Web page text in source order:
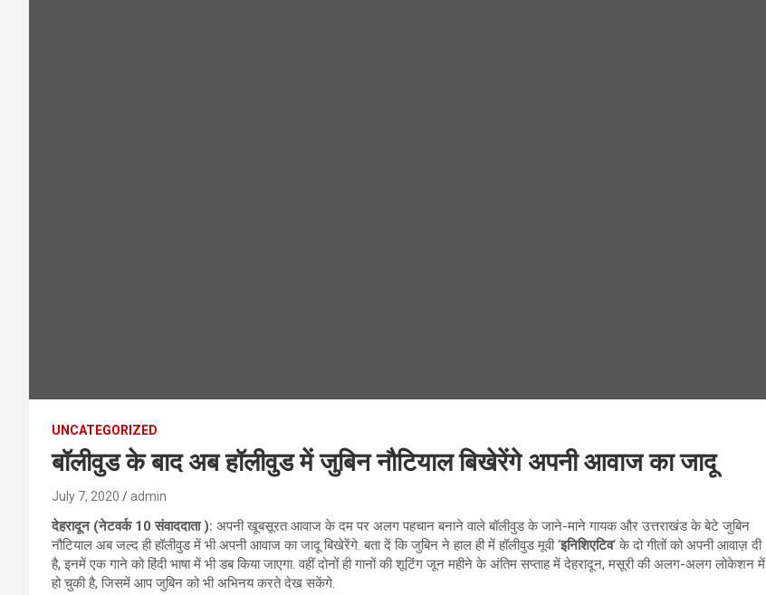
UNCATEGORIZED
बॉलीवुड के बाद अब हॉलीवुड में जुबिन नौटियाल बिखेरेंगे अपनी आवाज का जादू
July 7, 2020 admin
देहरादून (नेटवर्क 10 संवाददाता ): अपनी खूबसूरत आवाज के दम पर अलग पहचान बनाने वाले बॉलीवुड के जाने-माने गायक और उत्तराखंड के बेटे जुबिन
नौटियाल अब जल्द ही हॉलीवुड में भी अपनी आवाज का जादू बिखेरेंगे. बता दें कि जुबिन ने हाल ही में हॉलीवुड मूवी ‘इनिशिएटिव‘ के दो गीतों को अपनी आवाज़ दी
है, इनमें एक गाने को हिंदी भाषा में भी डब किया जाएगा. वहीं दोनों ही गानों की शूटिंग जून महीने के अंतिम सप्ताह में देहरादून, मसूरी की अलग-अलग लोकेशन में
हो चुकी है, जिसमें आप जुबिन को भी अभिनय करते देख सकेंगे.